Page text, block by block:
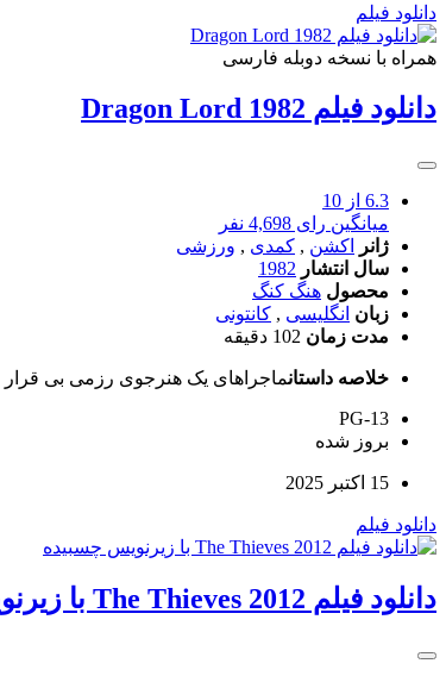
دانلود فیلم
همراه با نسخه دوبله فارسی
دانلود فیلم Dragon Lord 1982
6.3 از 10
میانگین رای 4,698 نفر
ژانر
اکشن , کمدی , ورزشی
سال انتشار 1982
محصول هنگ کنگ
زبان انگلیسی , کانتونی
مدت زمان 102 دقیقه
خلاصه داستانماجراهای یک هنرجوی رزمی بی قرار
PG-13
بروز‌ شده
15 اکتبر 2025
دانلود فیلم
دانلود فیلم The Thieves 2012 با زیرنویس چسبیده